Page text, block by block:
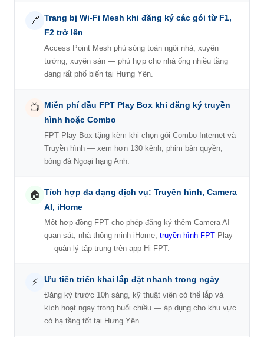
🔗 Trang bị Wi-Fi Mesh khi đăng ký các gói từ F1,
F2 trở lên
Access Point Mesh phủ sóng toàn ngôi nhà, xuyên
tường, xuyên sàn — phù hợp cho nhà ống nhiều tầng
đang rất phổ biến tại Hưng Yên.
📺
Miễn phí đầu FPT Play Box khi đăng ký truyền
hình hoặc Combo
FPT Play Box tặng kèm khi chọn gói Combo Internet và
Truyền hình — xem hơn 130 kênh, phim bản quyền,
bóng đá Ngoại hạng Anh.
🏠 Tích hợp đa dạng dịch vụ: Truyền hình, Camera
AI, iHome
Một hợp đồng FPT cho phép đăng ký thêm Camera AI
quan sát, nhà thông minh iHome, truyền hình FPT Play
— quản lý tập trung trên app Hi FPT.
⚡ Ưu tiên triển khai lắp đặt nhanh trong ngày
Đăng ký trước 10h sáng, kỹ thuật viên có thể lắp và
kích hoạt ngay trong buổi chiều — áp dụng cho khu vực
có hạ tầng tốt tại Hưng Yên.